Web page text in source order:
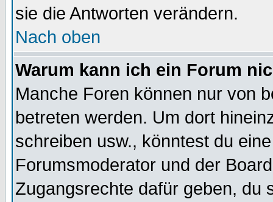
sie die Antworten verändern.
Nach oben
Warum kann ich ein Forum
Manche Foren können nur von
betreten werden. Um dort
schreiben usw., könntest du
Forumsmoderator und der
Zugangsrechte dafür geben, du